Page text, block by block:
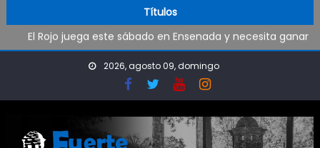
Títulos
Al fin Defensores pudo reencontrarse con el triunfo
El Rojo juega este sábado en Ensenada y necesita ganar
Oportunidad para ingresar a la Policía Bonaerense
Trabajos de mantenimiento y mejoras en la Isla Santiago
Pueblo Nuevo suma boxeo y artes marciales
Al fin Defensores pudo reencontrarse con el triunfo
2026, agosto 09, domingo